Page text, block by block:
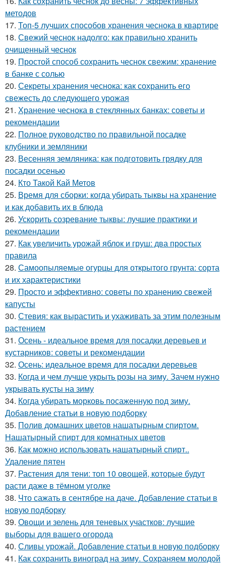
методов
17. Топ-5 лучших способов хранения чеснока в квартире
18. Свежий чеснок надолго: как правильно хранить
очищенный чеснок
19. Простой способ сохранить чеснок свежим: хранение
в банке с солью
20. Секреты хранения чеснока: как сохранить его
свежесть до следующего урожая
21. Хранение чеснока в стеклянных банках: советы и
рекомендации
22. Полное руководство по правильной посадке
клубники и земляники
23. Весенняя земляника: как подготовить грядку для
посадки осенью
24. Кто Такой Кай Метов
25. Время для сборки: когда убирать тыквы на хранение
и как добавить их в блюда
26. Ускорить созревание тыквы: лучшие практики и
рекомендации
27. Как увеличить урожай яблок и груш: два простых
правила
28. Самоопыляемые огурцы для открытого грунта: сорта
и их характеристики
29. Просто и эффективно: советы по хранению свежей
капусты
30. Стевия: как вырастить и ухаживать за этим полезным
растением
31. Осень - идеальное время для посадки деревьев и
кустарников: советы и рекомендации
32. Осень: идеальное время для посадки деревьев
33. Когда и чем лучше укрыть розы на зиму. Зачем нужно
укрывать кусты на зиму
34. Когда убирать морковь посаженную под зиму.
Добавление статьи в новую подборку
35. Полив домашних цветов нашатырным спиртом.
Нашатырный спирт для комнатных цветов
36. Как можно использовать нашатырный спирт..
Удаление пятен
37. Растения для тени: топ 10 овощей, которые будут
расти даже в тёмном уголке
38. Что сажать в сентябре на даче. Добавление статьи в
новую подборку
39. Овощи и зелень для теневых участков: лучшие
выборы для вашего огорода
40. Сливы урожай. Добавление статьи в новую подборку
41. Как сохранить виноград на зиму. Сохраняем молодой